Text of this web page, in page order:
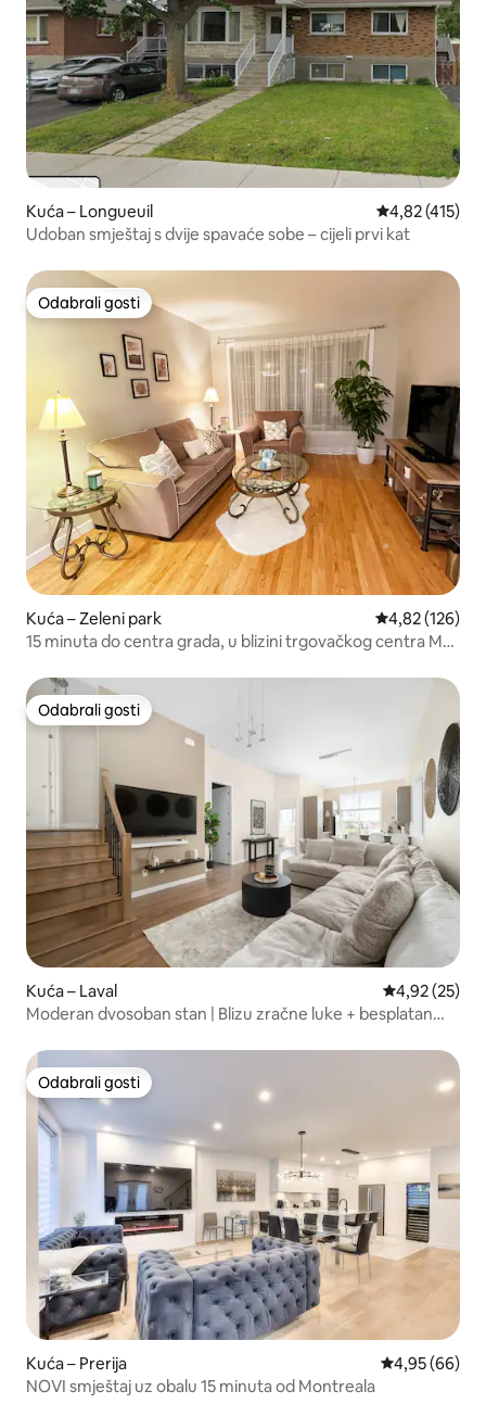
Kuća – Longueuil Prosječna
4,82 (415)
Udoban smještaj s dvije spavaće sobe – cijeli prvi kat
Odabrali gosti
Odabrali gosti
Kuća – Zeleni park Prosječna
4,82 (126)
15 minuta do centra grada, u blizini trgovačkog centra Mail
Odabrali gosti
Odabrali gosti
Kuća – Laval Prosječna
4,92 (25)
Moderan dvosoban stan | Blizu zračne luke + besplatan
Odabrali gosti
Odabrali gosti
Kuća – Prerija Prosječna
4,95 (66)
NOVI smještaj uz obalu 15 minuta od Montreala